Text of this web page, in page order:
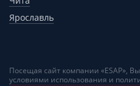
Ярославль
Посещая сайт компании «ESAP»,
условиями использования и